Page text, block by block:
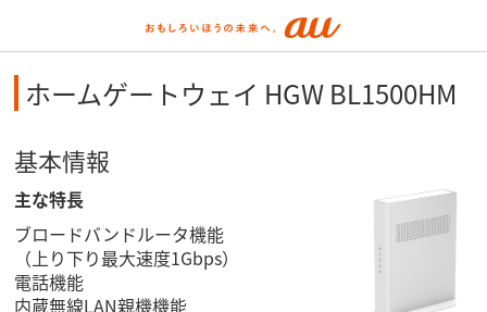
ホームゲートウェイ HGW BL1500HM
基本情報
主な特長
ブロードバンドルータ機能
（上り下り最大速度1Gbps）
電話機能
内蔵無線LAN親機機能